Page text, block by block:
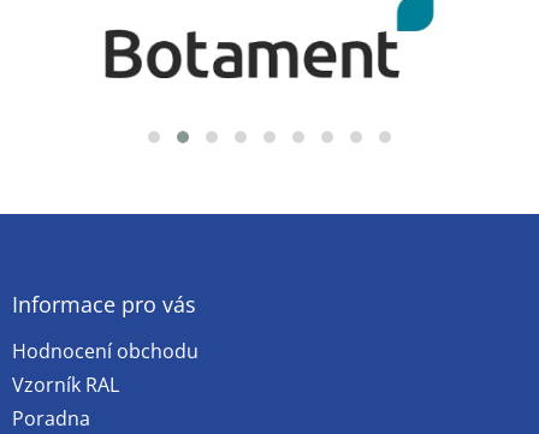
Informace pro vás
Hodnocení obchodu
Vzorník RAL
Poradna